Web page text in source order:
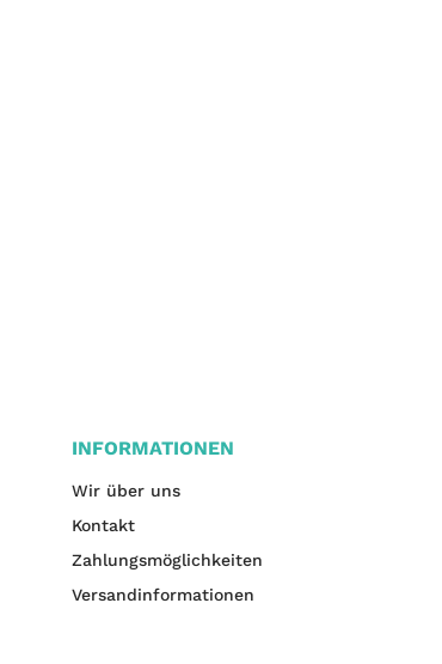
INFORMATIONEN
Wir über uns
Kontakt
Zahlungsmöglichkeiten
Versandinformationen